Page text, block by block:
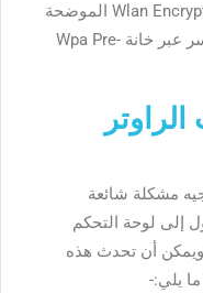
ثم شقم بالضغط على قائمة Wlan Encryption الموضحة
في الصورة، يمكنك تغيير كلمة السر عبر خانة Wpa Pre-
مشكلة شائعة
إلى لوحة التحكم
ويمكن أن تحدث هذه
يلي:-